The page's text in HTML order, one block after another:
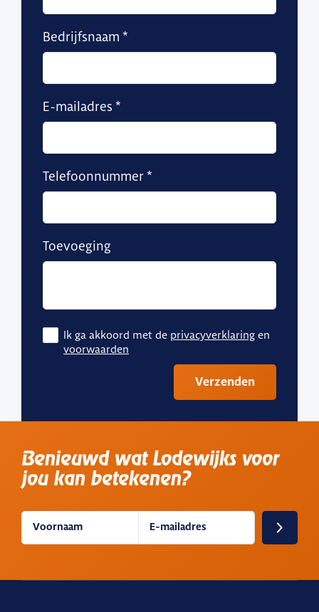
Bedrijfsnaam
E-mailadres
Telefoonnummer
Toevoeging
Ik ga akkoord met de privacyverklaring en
voorwaarden
Verzenden
Benieuwd wat Lodewijks voor
jou kan betekenen?